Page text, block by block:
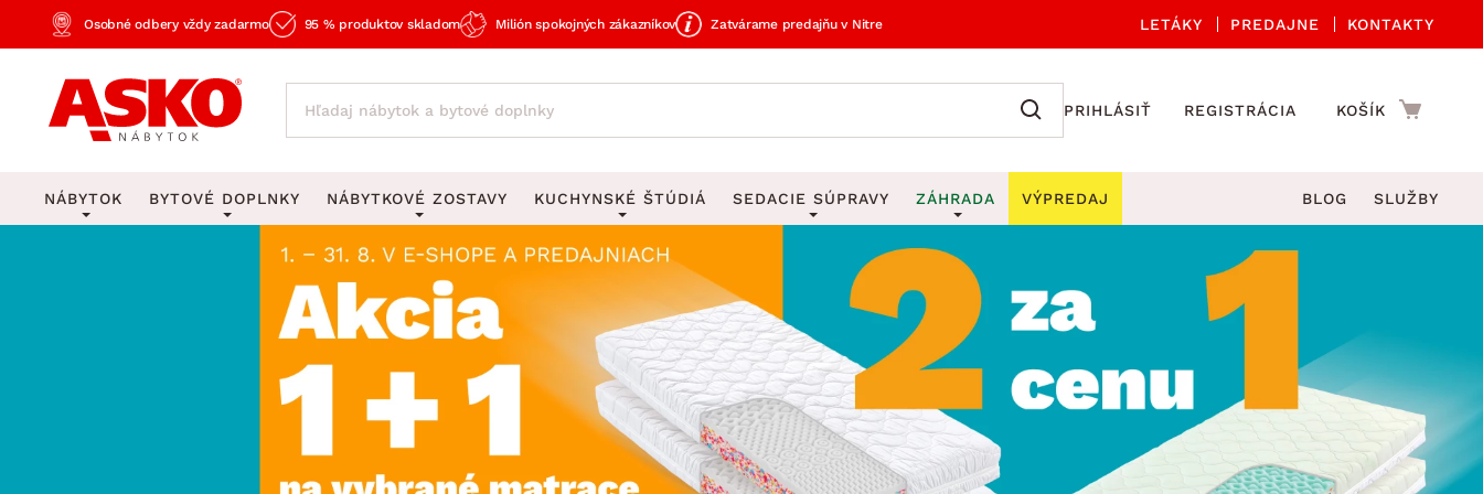
Osobné odbery vždy zadarmo 95 % produktov skladom Milión spokojných zákazníkov Zatvárame predajňu v Nitre LETÁKY PREDAJNE KONTAKTY
PRIHLÁSIŤ REGISTRÁCIA KOŠÍK
NÁBYTOK BYTOVÉ DOPLNKY
OSVETLENIE
Stolové lampy a lampičky
Stropné osvetlenie
Lustre a závesné svietidlá
Stojacie lampy
Zobrazit vše
DEKORÁCIE
Obrazy
Zrkadlá
Hodiny
Vázy
Zobrazit vše
UKLADANIE A ORGANIZÁCIA
Vešiaky na kľúče
Stojany na dáždniky
Stojany na noviny
Stojany na oblečenie
Zobrazit vše
DROBNÉ BYTOVÉ DOPLNKY
Kuchynské príslušenstvo
Záhradné doplnky
NÁBYTKOVÉ ZOSTAVY
Obývacie zostavy
Spálňové zostavy
Kuchynské zostavy
Predsieňové zostavy
KUCHYNSKÉ ŠTÚDIÁ SEDACIE SÚPRAVY
Sedacie súpravy do U
Rohové sedacie súpravy
Sedacie súpravy 3-2-1
Sedacie súpravy na mieru
ZÁHRADA
Záhradné stoličky a kreslá
Záhradné stoly
Záhradné hojdačky
Záhradné lehátka
VÝPREDAJ BLOG SLUŽBY